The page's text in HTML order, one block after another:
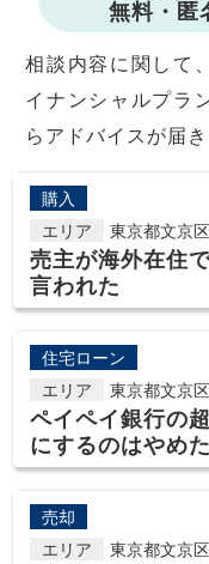
無料・匿
相談内容に関して
イナンシャルプラ
らアドバイスが届き
購入
エリア
東京都文京区
売主が海外在住
言われた
住宅ローン
エリア
東京都文京区
ペイペイ銀行の
にするのはやめ
売却
エリア
東京都文京区